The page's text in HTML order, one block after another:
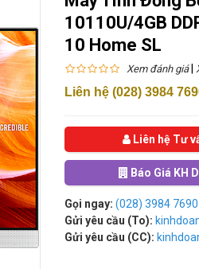
10110U/4GB
10 Home SL
Xem đánh giá|
Liên hệ (028) 3984
Liên hệ Tư
Báo Giá KH
Gọi ngay: (028) 3984 7690
Gửi yêu cầu (To):
Gửi yêu cầu (CC):